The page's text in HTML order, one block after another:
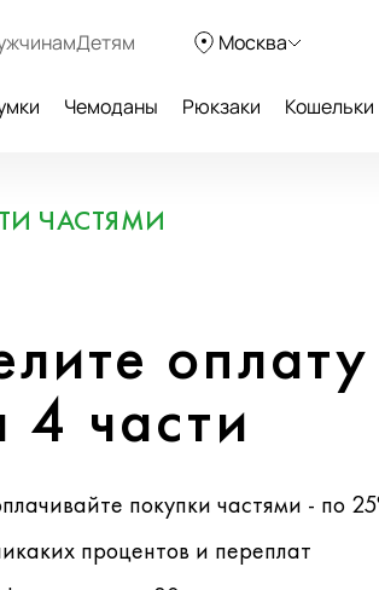
Детям Москва
Чемоданы Рюкзаки Кошельки
ЧАСТЯМИ
оплату
4 части
покупки частями - по
процентов и переплат